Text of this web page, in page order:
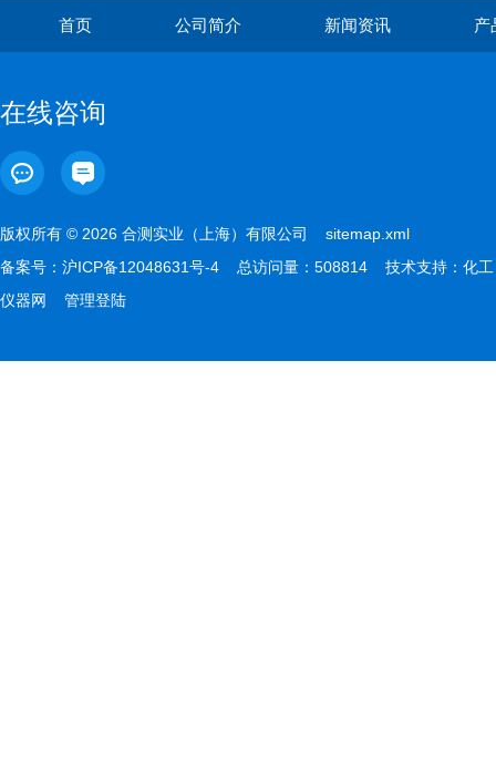
首页 公司简介 新闻资讯 产
在线咨询
版权所有 © 2026 合测实业（上海）有限公司 sitemap.xml
备案号： 沪ICP备12048631号-4 总访问量：508814 技术支持： 化工
仪器网
管理登陆